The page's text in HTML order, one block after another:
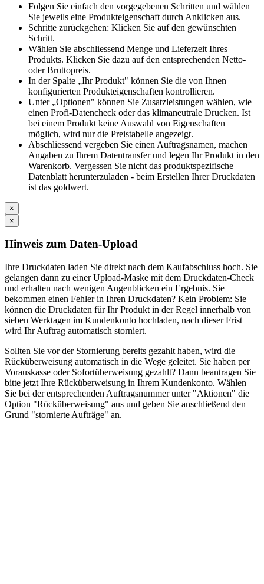
Folgen Sie einfach den vorgegebenen Schritten und wählen
Sie jeweils eine Produkteigenschaft durch Anklicken aus.
Schritte zurückgehen: Klicken Sie auf den gewünschten
Schritt.
Wählen Sie abschliessend Menge und Lieferzeit Ihres
Produkts. Klicken Sie dazu auf den entsprechenden Netto-
oder Bruttopreis.
In der Spalte „Ihr Produkt" können Sie die von Ihnen
konfigurierten Produkteigenschaften kontrollieren.
Unter „Optionen" können Sie Zusatzleistungen wählen, wie
einen Profi-Datencheck oder das klimaneutrale Drucken. Ist
bei einem Produkt keine Auswahl von Eigenschaften
möglich, wird nur die Preistabelle angezeigt.
Abschliessend vergeben Sie einen Auftragsnamen, machen
Angaben zu Ihrem Datentransfer und legen Ihr Produkt in den
Warenkorb. Vergessen Sie nicht das produktspezifische
Datenblatt herunterzuladen - beim Erstellen Ihrer Druckdaten
ist das goldwert.
×
×
Hinweis zum Daten-Upload
Ihre Druckdaten laden Sie direkt nach dem Kaufabschluss hoch. Sie
gelangen dann zu einer Upload-Maske mit dem Druckdaten-Check
und erhalten nach wenigen Augenblicken ein Ergebnis. Sie
bekommen einen Fehler in Ihren Druckdaten? Kein Problem: Sie
können die Druckdaten für Ihr Produkt in der Regel innerhalb von
sieben Werktagen im Kundenkonto hochladen, nach dieser Frist
wird Ihr Auftrag automatisch storniert.
Sollten Sie vor der Stornierung bereits gezahlt haben, wird die
Rücküberweisung automatisch in die Wege geleitet. Sie haben per
Vorauskasse oder Sofortüberweisung gezahlt? Dann beantragen Sie
bitte jetzt Ihre Rücküberweisung in Ihrem Kundenkonto. Wählen
Sie bei der entsprechenden Auftragsnummer unter "Aktionen" die
Option "Rücküberweisung" aus und geben Sie anschließend den
Grund "stornierte Aufträge" an.